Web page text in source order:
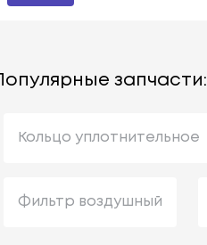
Популярные запчасти:
Кольцо уплотнительное
Фильтр воздушный